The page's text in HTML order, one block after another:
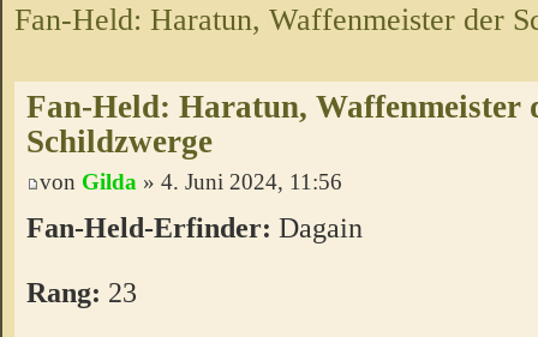
Fan-Held: Haratun, Waffenmeister der
Fan-Held: Haratun, Waffenmeister
Schildzwerge
von Gilda » 4. Juni 2024, 11:56
Fan-Held-Erfinder: Dagain
Rang: 23